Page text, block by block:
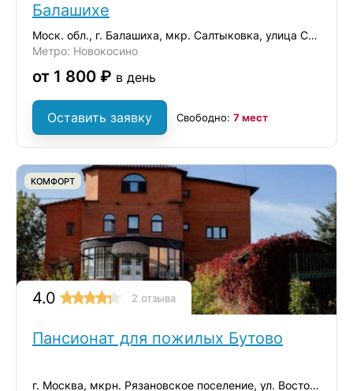
Балашихе
Моск. обл., г. Балашиха, мкр. Салтыковка, улица Средняя, дом 5
Метро: Новокосино
от 1 800 ₽ в день
Оставить заявку Свободно: 7 мест
КОМФОРТ
4.0 2 отзыва
Пансионат для пожилых Бутово
г. Москва, мкрн. Рязановское поселение, ул. Восточная, д. 6